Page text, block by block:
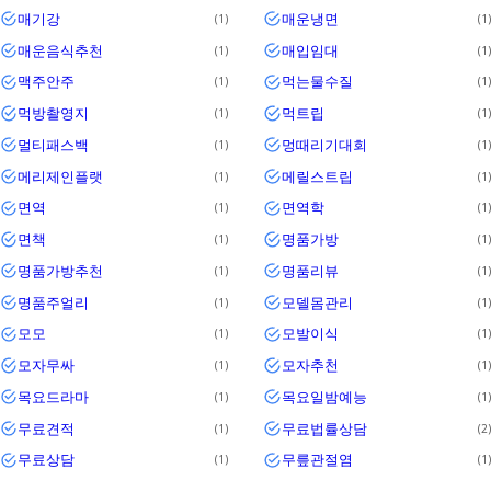
매기강 1 매운냉면 1
매운음식추천 1 매입임대 1
맥주안주 1 먹는물수질 1
먹방촬영지 1 먹트립 1
멀티패스백 1 멍때리기대회 1
메리제인플랫 1 메릴스트립 1
면역 1 면역학 1
면책 1 명품가방 1
명품가방추천 1 명품리뷰 1
명품주얼리 1 모델몸관리 1
모모 1 모발이식 1
모자무싸 1 모자추천 1
목요드라마 1 목요일밤예능 1
무료견적 1 무료법률상담 2
무료상담 1 무릎관절염 1